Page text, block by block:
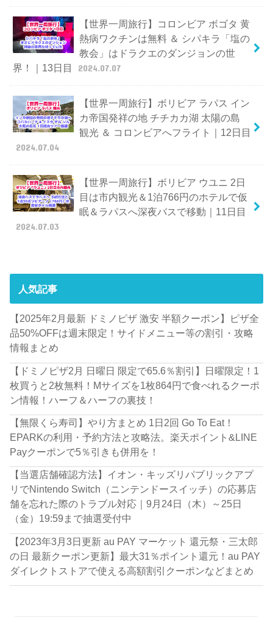
【世界一周旅行】コロンビア ボゴタ 黄
熱病ワクチンは無料 ＆ シパキラ「塩の
教会」はドラクエのダンジョンの世
界！｜13日目
2024.07.07
【世界一周旅行】ボリビア ラパス イン
カ帝国発祥の地 チチカカ湖 太陽の島
観光 ＆ コロンビアへフライト｜12日目
2024.07.04
【世界一周旅行】ボリビア ウユニ 2日
目は市内観光＆1泊766円のホテルで仮
眠＆ラパスへ深夜バスで移動｜11日目
2024.07.03
人気記事
【2025年2月最新 ドミノピザ 激安 半額クーポン】ピザ全
品50%OFFは週末限定！サイドメニュー等の割引・攻略
情報まとめ
【ドミノピザ2月 日曜日 限定で65.6％割引】日曜限定！1
枚買うと2枚無料！Mサイズを1枚864円で食べれるクーポ
ン情報！ハーフ＆ハーフの裏技！
【無限くら寿司】やり方まとめ 1日2回 Go To Eat！
EPARKの利用・予約方法と攻略法。楽天ポイント&LINE
Payクーポンで5％引きも併用を！
【当選店舗確認方法】イオン・キッズリパブリックアプ
リでNintendo Switch（ニンテンドースイッチ）の応募店
舗を忘れた際のトラブル対応｜9月24日（木）～25日
（金）19:59まで抽選受付中
【2023年3月3日更新 au PAY マーケット 還元祭・三太郎
の日 最新クーポン更新】最大31％ポイント還元！au PAY
ダイレクトストアで使える高額割引クーポンなどまとめ